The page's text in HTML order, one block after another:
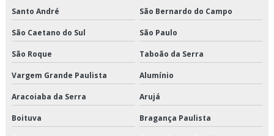
Serviço de armazenamento refrigerado
Serviço de cross docking
Serviço de crossdocking
Serviço de distribuição de alimentos climatizados
Serviço de distribuição de alimentos congelados
Santo André São Bernardo do Campo
São Caetano do Sul São Paulo
São Roque Taboão da Serra
Vargem Grande Paulista Alumínio
Aracoiaba da Serra Arujá
Boituva Bragança Paulista